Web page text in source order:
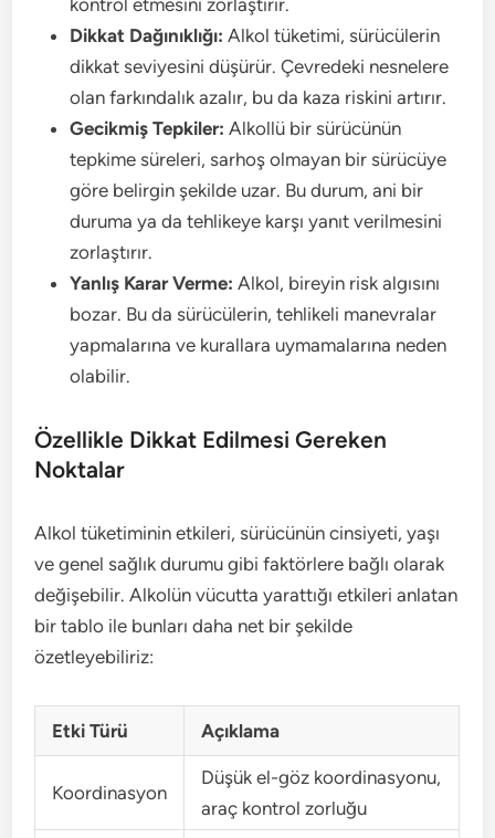
Dikkat Dağınıklığı: Alkol tüketimi, sürücülerin
dikkat seviyesini düşürür. Çevredeki nesnelere
olan farkındalık azalır, bu da kaza riskini artırır.
Gecikmiş Tepkiler: Alkollü bir sürücünün
tepkime süreleri, sarhoş olmayan bir sürücüye
göre belirgin şekilde uzar. Bu durum, ani bir
duruma ya da tehlikeye karşı yanıt verilmesini
zorlaştırır.
Yanlış Karar Verme: Alkol, bireyin risk algısını
bozar. Bu da sürücülerin, tehlikeli manevralar
yapmalarına ve kurallara uymamalarına neden
olabilir.
Özellikle Dikkat Edilmesi Gereken
Noktalar
Alkol tüketiminin etkileri, sürücünün cinsiyeti, yaşı
ve genel sağlık durumu gibi faktörlere bağlı olarak
değişebilir. Alkolün vücutta yarattığı etkileri anlatan
bir tablo ile bunları daha net bir şekilde
özetleyebiliriz:
Etki Türü Açıklama
Koordinasyon
Düşük el-göz koordinasyonu,
araç kontrol zorluğu